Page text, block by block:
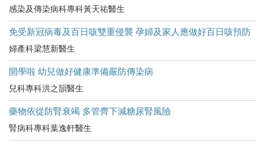
感染及傳染病科專科黃天祐醫生
免受新冠病毒及百日咳雙重侵襲 孕婦及家人應做好百日咳預防
婦產科梁慧新醫生
開學啦 幼兒做好健康準備嚴防傳染病
兒科專科洪之韻醫生
藥物依從防腎衰竭 多管齊下減糖尿腎風險
腎病科專科葉逸軒醫生